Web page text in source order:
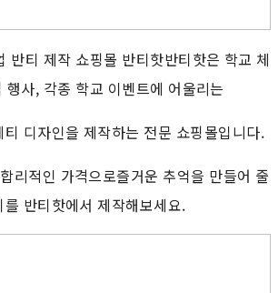
반티 제작 쇼핑몰 반티핫반티핫은 학교 체
행사, 각종 학교 이벤트에 어울리는
디자인을 제작하는 전문 쇼핑몰입니다.
리적인 가격으로즐거운 추억을 만들어 줄
를 반티핫에서 제작해보세요.